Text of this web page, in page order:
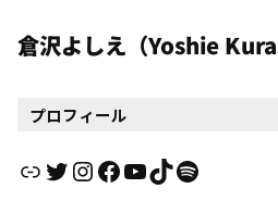
倉沢よしえ（Yoshie
プロフィール
リンクTwitter InstagramFacebook YouTube TikTok Spotify